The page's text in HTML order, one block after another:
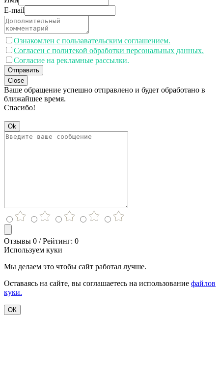
E-mail
Ознакомлен с пользавательским соглашением.
Согласен с политекой обработки персональных данных.
Согласие на рекламные рассылки.
Отправить
Close
Ваше обращение успешно отправлено и будет обработано в
ближайшее время.
Спасибо!
Ok
Отзывы 0 / Рейтинг: 0
Используем куки
Мы делаем это чтобы сайт работал лучше.
Оставаясь на сайте, вы соглашаетесь на использование файлов
куки.
ОК